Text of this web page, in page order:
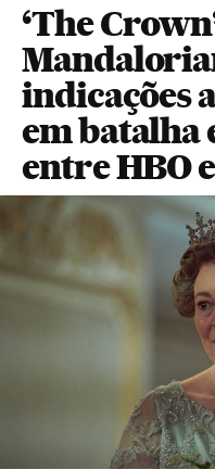
‘The
indicações
em
entre HBO